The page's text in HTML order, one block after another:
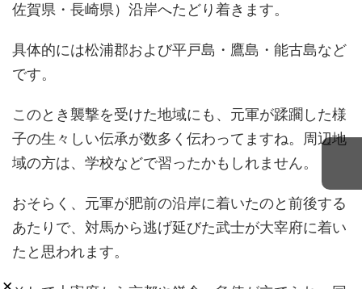
佐賀県・長崎県）沿岸へたどり着きます。
具体的には松浦郡および平戸島・鷹島・能古島など
です。
このとき襲撃を受けた地域にも、元軍が蹂躙した様
子の生々しい伝承が数多く伝わってますね。周辺地
域の方は、学校などで習ったかもしれません。
おそらく、元軍が肥前の沿岸に着いたのと前後する
あたりで、対馬から逃げ延びた武士が大宰府に着い
たと思われます。